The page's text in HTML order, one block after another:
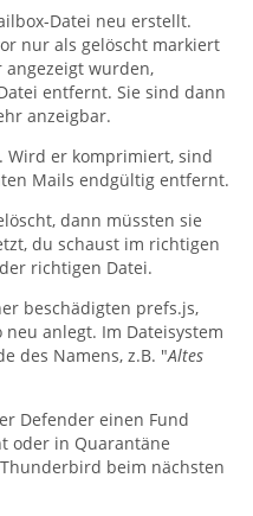
Datei neu erstellt.
nur als gelöscht markiert
wurden,
entfernt. Sie sind dann
anzeigbar.
Wird er komprimiert, sind
Mails endgültig entfernt.
dann müssten sie
du schaust im richtigen
richtigen Datei.
beschädigten prefs.js,
anlegt. Im Dateisystem
des Namens, z.B. "Altes
Defender einen Fund
oder in Quarantäne
beim nächsten